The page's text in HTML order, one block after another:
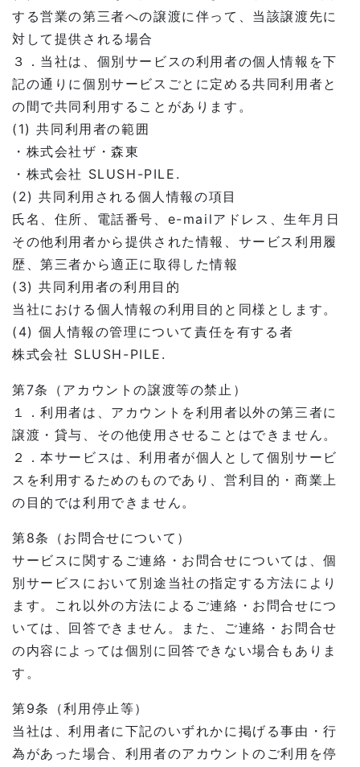
する営業の第三者への譲渡に伴って、当該譲渡先に
対して提供される場合
３．当社は、個別サービスの利用者の個人情報を下
記の通りに個別サービスごとに定める共同利用者と
の間で共同利用することがあります。
(1) 共同利用者の範囲
・株式会社ザ・森東
・株式会社 SLUSH-PILE.
(2) 共同利用される個人情報の項目
氏名、住所、電話番号、e-mailアドレス、生年月日
その他利用者から提供された情報、サービス利用履
歴、第三者から適正に取得した情報
(3) 共同利用者の利用目的
当社における個人情報の利用目的と同様とします。
(4) 個人情報の管理について責任を有する者
株式会社 SLUSH-PILE.
第7条（アカウントの譲渡等の禁止）
１．利用者は、アカウントを利用者以外の第三者に
譲渡・貸与、その他使用させることはできません。
２．本サービスは、利用者が個人として個別サービ
スを利用するためのものであり、営利目的・商業上
の目的では利用できません。
第8条（お問合せについて）
サービスに関するご連絡・お問合せについては、個
別サービスにおいて別途当社の指定する方法により
ます。これ以外の方法によるご連絡・お問合せにつ
いては、回答できません。また、ご連絡・お問合せ
の内容によっては個別に回答できない場合もありま
す。
第9条（利用停止等）
当社は、利用者に下記のいずれかに掲げる事由・行
為があった場合、利用者のアカウントのご利用を停